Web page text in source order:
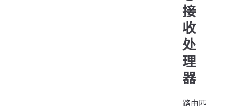
接
收
处
理
器
路由匹